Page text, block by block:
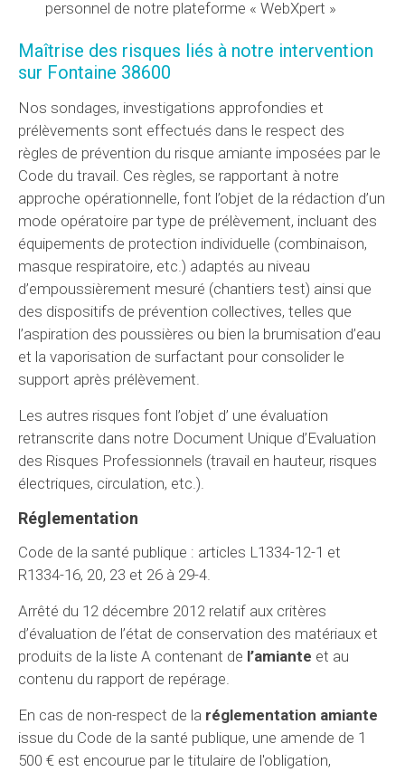
personnel de notre plateforme « WebXpert »
Maîtrise des risques liés à notre intervention
sur Fontaine 38600
Nos sondages, investigations approfondies et
prélèvements sont effectués dans le respect des
règles de prévention du risque amiante imposées par le
Code du travail. Ces règles, se rapportant à notre
approche opérationnelle, font l’objet de la rédaction d’un
mode opératoire par type de prélèvement, incluant des
équipements de protection individuelle (combinaison,
masque respiratoire, etc.) adaptés au niveau
d’empoussièrement mesuré (chantiers test) ainsi que
des dispositifs de prévention collectives, telles que
l’aspiration des poussières ou bien la brumisation d’eau
et la vaporisation de surfactant pour consolider le
support après prélèvement.
Les autres risques font l’objet d’ une évaluation
retranscrite dans notre Document Unique d’Evaluation
des Risques Professionnels (travail en hauteur, risques
électriques, circulation, etc.).
Réglementation
Code de la santé publique : articles L1334-12-1 et
R1334-16, 20, 23 et 26 à 29-4.
Arrêté du 12 décembre 2012 relatif aux critères
d’évaluation de l’état de conservation des matériaux et
produits de la liste A contenant de l’amiante et au
contenu du rapport de repérage.
En cas de non-respect de la réglementation amiante
issue du Code de la santé publique, une amende de 1
500 € est encourue par le titulaire de l'obligation,